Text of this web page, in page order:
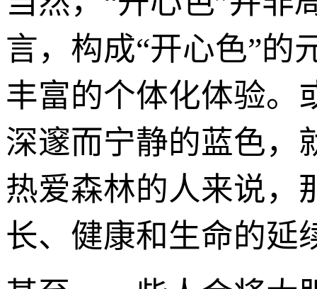
言，构成“开心色”的
丰富的个体化体验。
深邃而宁静的蓝色，
热爱森林的人来说，
长、健康和生命的延